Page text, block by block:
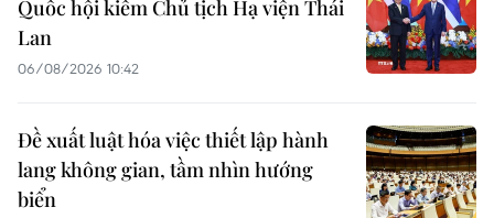
Quốc hội kiêm Chủ tịch Hạ viện Thái
Lan
06/08/2026 10:42
Đề xuất luật hóa việc thiết lập hành
lang không gian, tầm nhìn hướng
biển